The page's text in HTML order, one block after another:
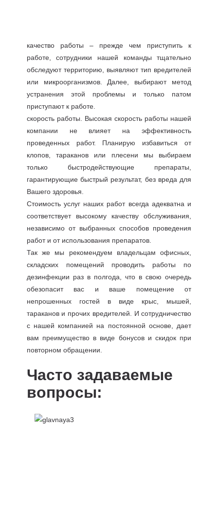
качество работы – прежде чем приступить к
работе, сотрудники нашей команды тщательно
обследуют территорию, выявляют тип вредителей
или микроорганизмов. Далее, выбирают метод
устранения этой проблемы и только патом
приступают к работе.
скорость работы. Высокая скорость работы нашей
компании не влияет на эффективность
проведенных работ. Планирую избавиться от
клопов, тараканов или плесени мы выбираем
только быстродействующие препараты,
гарантирующие быстрый результат, без вреда для
Вашего здоровья.
Стоимость услуг наших работ всегда адекватна и
соответствует высокому качеству обслуживания,
независимо от выбранных способов проведения
работ и от использования препаратов.
Так же мы рекомендуем владельцам офисных,
складских помещений проводить работы по
дезинфекции раз в полгода, что в свою очередь
обезопасит вас и ваше помещение от
непрошенных гостей в виде крыс, мышей,
тараканов и прочих вредителей. И сотрудничество
с нашей компанией на постоянной основе, дает
вам преимущество в виде бонусов и скидок при
повторном обращении.
Часто задаваемые
вопросы: